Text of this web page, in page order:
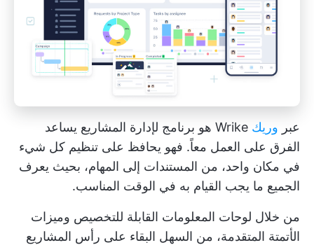
عبر وريك
Wrike هو برنامج لإدارة المشاريع يساعد
الفرق على العمل معاً. فهو يحافظ على تنظيم كل شيء
في مكان واحد، من المستندات إلى المهام، بحيث يعرف
الجميع ما يجب القيام به في الوقت المناسب.
من خلال لوحات المعلومات القابلة للتخصيص وميزات
الأتمتة المتقدمة، من السهل البقاء على رأس المشاريع